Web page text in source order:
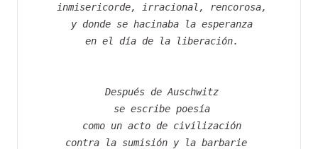
inmisericorde, irracional, rencorosa,
y donde se hacinaba la esperanza
en el día de la liberación.
Después de Auschwitz
se escribe poesía
como un acto de civilización
contra la sumisión y la barbarie